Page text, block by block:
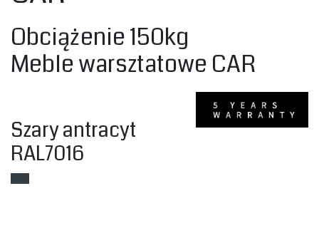
Obciążenie 150kg
‎Meble warsztatowe CAR‎
‎Szary antracyt
‎RAL7016